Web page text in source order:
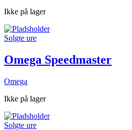
Ikke på lager
Solgte ure
Omega Speedmaster
Omega
Ikke på lager
Solgte ure